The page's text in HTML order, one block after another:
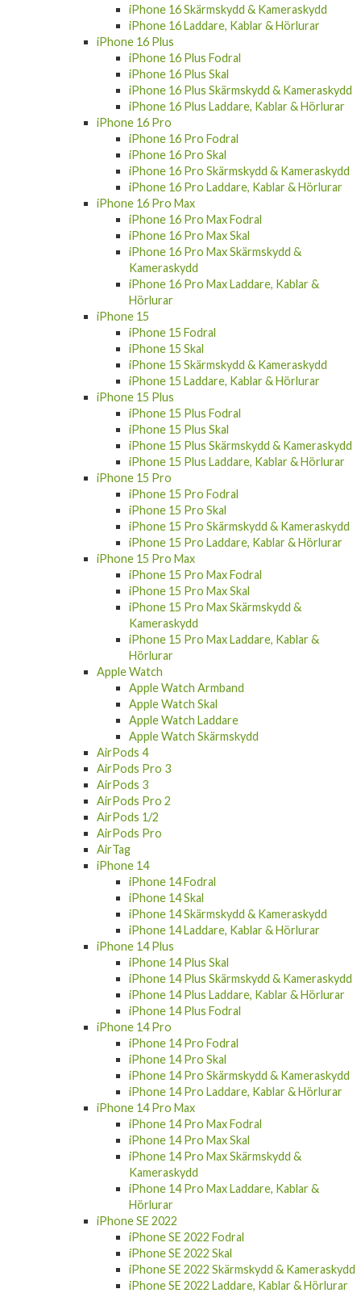
iPhone 16 Skärmskydd & Kameraskydd
iPhone 16 Laddare, Kablar & Hörlurar
iPhone 16 Plus
iPhone 16 Plus Fodral
iPhone 16 Plus Skal
iPhone 16 Plus Skärmskydd & Kameraskydd
iPhone 16 Plus Laddare, Kablar & Hörlurar
iPhone 16 Pro
iPhone 16 Pro Fodral
iPhone 16 Pro Skal
iPhone 16 Pro Skärmskydd & Kameraskydd
iPhone 16 Pro Laddare, Kablar & Hörlurar
iPhone 16 Pro Max
iPhone 16 Pro Max Fodral
iPhone 16 Pro Max Skal
iPhone 16 Pro Max Skärmskydd &
Kameraskydd
iPhone 16 Pro Max Laddare, Kablar &
Hörlurar
iPhone 15
iPhone 15 Fodral
iPhone 15 Skal
iPhone 15 Skärmskydd & Kameraskydd
iPhone 15 Laddare, Kablar & Hörlurar
iPhone 15 Plus
iPhone 15 Plus Fodral
iPhone 15 Plus Skal
iPhone 15 Plus Skärmskydd & Kameraskydd
iPhone 15 Plus Laddare, Kablar & Hörlurar
iPhone 15 Pro
iPhone 15 Pro Fodral
iPhone 15 Pro Skal
iPhone 15 Pro Skärmskydd & Kameraskydd
iPhone 15 Pro Laddare, Kablar & Hörlurar
iPhone 15 Pro Max
iPhone 15 Pro Max Fodral
iPhone 15 Pro Max Skal
iPhone 15 Pro Max Skärmskydd &
Kameraskydd
iPhone 15 Pro Max Laddare, Kablar &
Hörlurar
Apple Watch
Apple Watch Armband
Apple Watch Skal
Apple Watch Laddare
Apple Watch Skärmskydd
AirPods 4
AirPods Pro 3
AirPods 3
AirPods Pro 2
AirPods 1/2
AirPods Pro
AirTag
iPhone 14
iPhone 14 Fodral
iPhone 14 Skal
iPhone 14 Skärmskydd & Kameraskydd
iPhone 14 Laddare, Kablar & Hörlurar
iPhone 14 Plus
iPhone 14 Plus Skal
iPhone 14 Plus Skärmskydd & Kameraskydd
iPhone 14 Plus Laddare, Kablar & Hörlurar
iPhone 14 Plus Fodral
iPhone 14 Pro
iPhone 14 Pro Fodral
iPhone 14 Pro Skal
iPhone 14 Pro Skärmskydd & Kameraskydd
iPhone 14 Pro Laddare, Kablar & Hörlurar
iPhone 14 Pro Max
iPhone 14 Pro Max Fodral
iPhone 14 Pro Max Skal
iPhone 14 Pro Max Skärmskydd &
Kameraskydd
iPhone 14 Pro Max Laddare, Kablar &
Hörlurar
iPhone SE 2022
iPhone SE 2022 Fodral
iPhone SE 2022 Skal
iPhone SE 2022 Skärmskydd & Kameraskydd
iPhone SE 2022 Laddare, Kablar & Hörlurar